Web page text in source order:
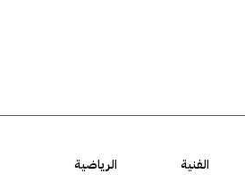
الفنية الرياضية